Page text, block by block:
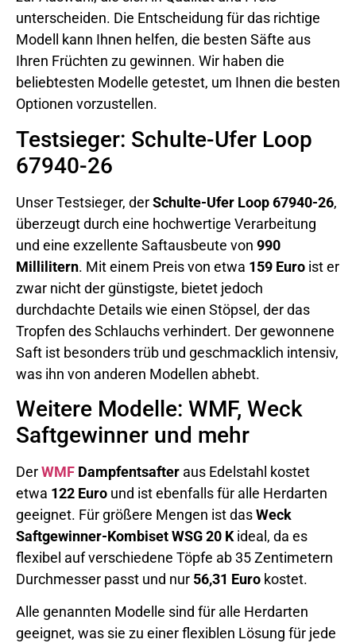
unterscheiden. Die Entscheidung für das richtige
Modell kann Ihnen helfen, die besten Säfte aus
Ihren Früchten zu gewinnen. Wir haben die
beliebtesten Modelle getestet, um Ihnen die besten
Optionen vorzustellen.
Testsieger: Schulte-Ufer Loop
67940-26
Unser Testsieger, derSchulte-Ufer Loop 67940-26,
überzeugt durch eine hochwertige Verarbeitung
und eine exzellente Saftausbeute von 990
Millilitern. Mit einem Preis von etwa 159 Euro ist er
zwar nicht der günstigste, bietet jedoch
durchdachte Details wie einen Stöpsel, der das
Tropfen des Schlauchs verhindert. Der gewonnene
Saft ist besonders trüb und geschmacklich intensiv,
was ihn von anderen Modellen abhebt.
Weitere Modelle: WMF, Weck
Saftgewinner und mehr
DerWMF Dampfentsafter aus Edelstahl kostet
etwa 122 Euro und ist ebenfalls für alle Herdarten
geeignet. Für größere Mengen ist dasWeck
Saftgewinner-Kombiset WSG 20 Kideal, da es
flexibel auf verschiedene Töpfe ab 35 Zentimetern
Durchmesser passt und nur 56,31 Euro kostet.
Alle genannten Modelle sind für alle Herdarten
geeignet, was sie zu einer flexiblen Lösung für jede